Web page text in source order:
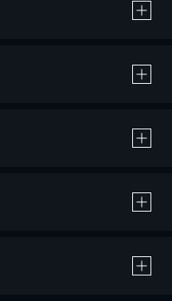
済による作品の購入 / レンタルです。